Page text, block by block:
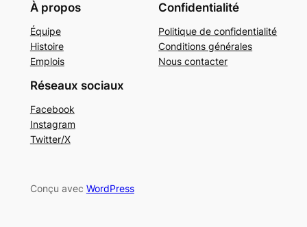
À propos
Équipe
Histoire
Emplois
Confidentialité
Politique de confidentialité
Conditions générales
Nous contacter
Réseaux sociaux
Facebook
Instagram
Twitter/X
Conçu avec WordPress